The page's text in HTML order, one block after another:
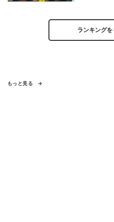
ランキング
もっと見る